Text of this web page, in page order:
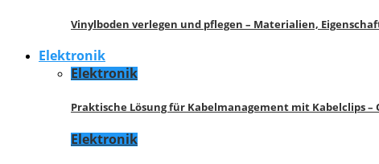
Vinylboden verlegen und pflegen – Materialien,
Elektronik
Elektronik
Praktische Lösung für Kabelmanagement mit Kabelclips –
Elektronik